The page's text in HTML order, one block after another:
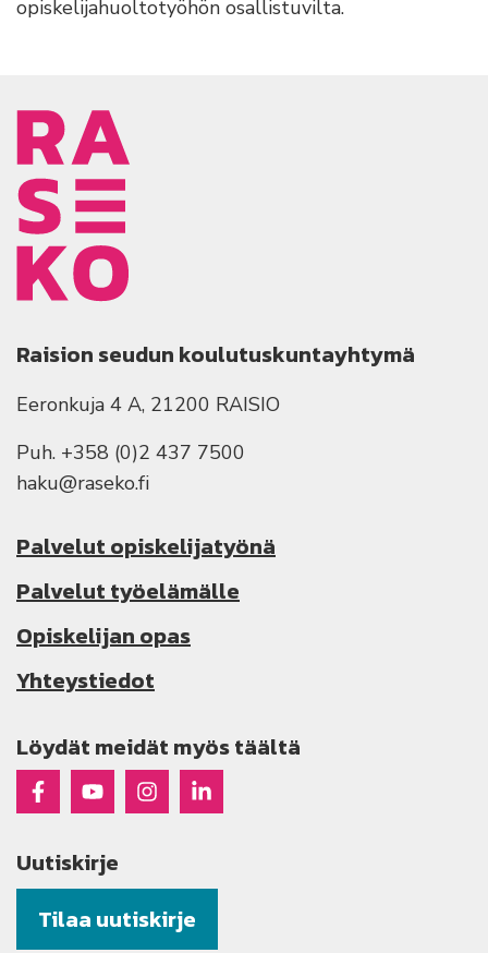
opiskelijahuoltotyöhön osallistuvilta.
Raision seudun koulutuskuntayhtymä
Eeronkuja 4 A, 21200 RAISIO
Puh. +358 (0)2 437 7500
haku@raseko.fi
Palvelut opiskelijatyönä
Palvelut työelämälle
Opiskelijan opas
Yhteystiedot
Löydät meidät myös täältä
Raseko Facebookissa
Raseko Youtubessa
Raseko Instagramissa
Raseko Linkedinissä
Uutiskirje
Tilaa uutiskirje